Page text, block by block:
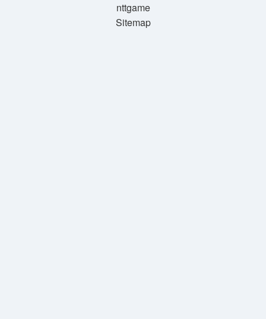
nttgame
Sitemap